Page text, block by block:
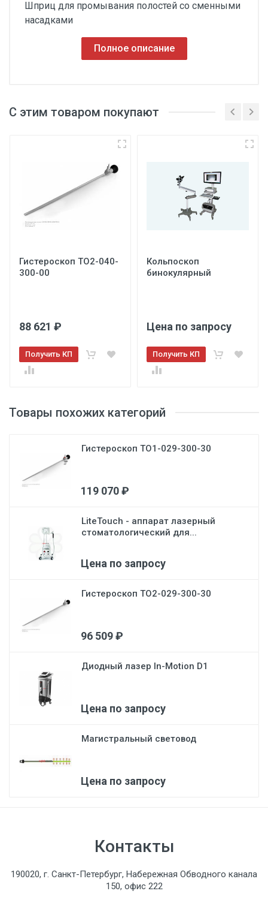
Товары похожих категорий
Гистероскоп ТО1-029-300-30
119 070 ₽
LiteTouch - аппарат лазерный
стоматологический для...
Цена по запросу
Гистероскоп ТО2-029-300-30
96 509 ₽
Диодный лазер In-Motion D1
Цена по запросу
Магистральный световод
Цена по запросу
Шприц для промывания полостей со сменными
насадками
Полное описание
С этим товаром покупают
Гистероскоп ТО2-040-
300-00
88 621 ₽
Получить КП
Кольпоскоп
бинокулярный
Цена по запросу
Получить КП
Контакты
190020, г. Санкт-Петербург, Набережная Обводного канала
150, офис 222